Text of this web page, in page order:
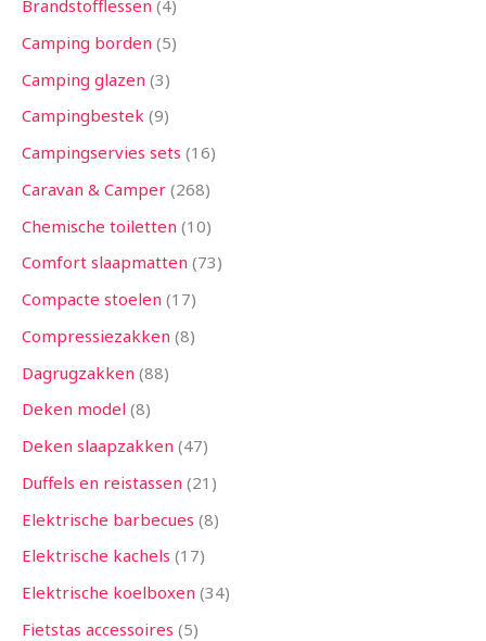
Brandstofflessen 4
Camping borden 5
Camping glazen 3
Campingbestek 9
Campingservies sets 16
Caravan & Camper 268
Chemische toiletten 10
Comfort slaapmatten 73
Compacte stoelen 17
Compressiezakken 8
Dagrugzakken 88
Deken model 8
Deken slaapzakken 47
Duffels en reistassen 21
Elektrische barbecues 8
Elektrische kachels 17
Elektrische koelboxen 34
Fietstas accessoires 5